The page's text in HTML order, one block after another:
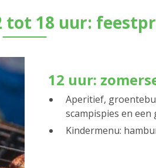
tot 18 uur:
12 uur:
Aperitief,
scampispies en een
Kindermenu: